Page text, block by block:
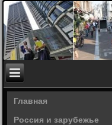
Главная
Россия и зарубежье